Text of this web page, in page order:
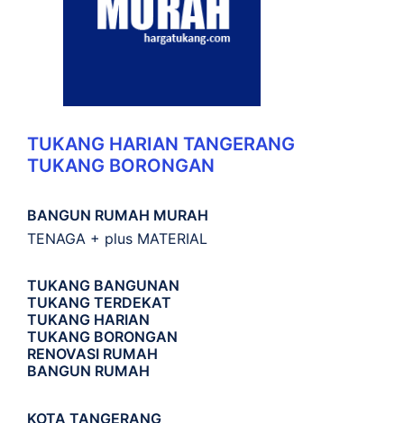
TUKANG HARIAN TANGERANG
TUKANG BORONGAN
BANGUN RUMAH MURAH
TENAGA + plus MATERIAL
TUKANG BANGUNAN
TUKANG TERDEKAT
TUKANG HARIAN
TUKANG BORONGAN
RENOVASI RUMAH
BANGUN RUMAH
KOTA TANGERANG